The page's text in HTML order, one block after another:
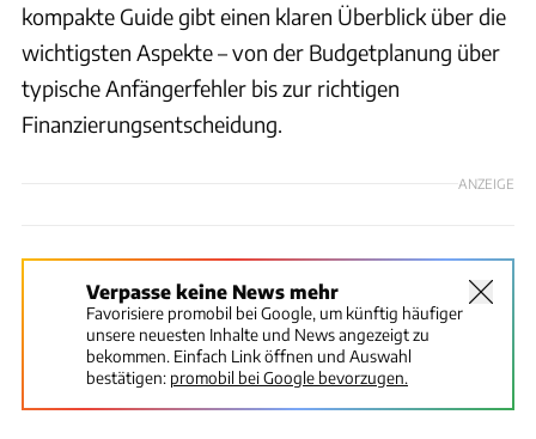
kompakte Guide gibt einen klaren Überblick über die
wichtigsten Aspekte – von der Budgetplanung über
typische Anfängerfehler bis zur richtigen
Finanzierungsentscheidung.
ANZEIGE
Verpasse keine News mehr
Favorisiere promobil bei Google, um künftig häufiger
unsere neuesten Inhalte und News angezeigt zu
bekommen. Einfach Link öffnen und Auswahl
bestätigen: promobil bei Google bevorzugen.